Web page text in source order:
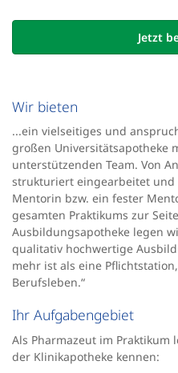
Jetzt
Wir bieten
...ein vielseitiges und
großen Universitätsapotheke
unterstützenden Team. Von
strukturiert eingearbeitet
Mentorin bzw. ein fester
gesamten Praktikums zur
Ausbildungsapotheke legen
qualitativ hochwertige
mehr ist als eine
Berufsleben.“
Ihr Aufgabengebiet
Als Pharmazeut im Praktikum
der Klinikapotheke kennen: